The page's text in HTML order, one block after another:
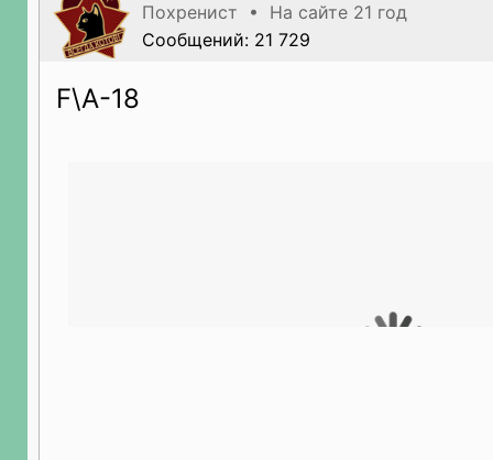
Похренист • На сайте 21 год
Сообщений: 21 729
F\A-18